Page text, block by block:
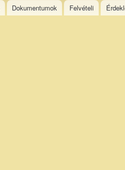
Dokumentumok Felvételi